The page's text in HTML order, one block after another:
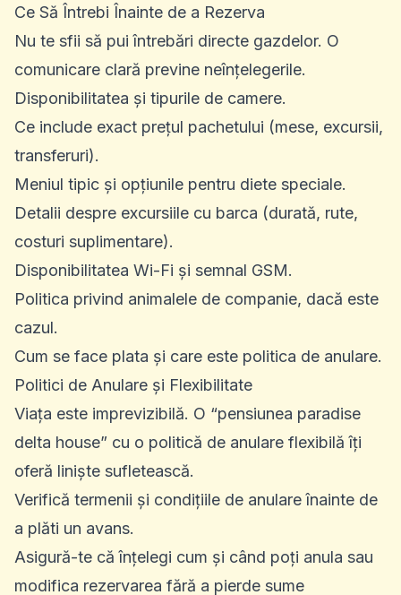
Ce Să Întrebi Înainte de a Rezerva
Nu te sfii să pui întrebări directe gazdelor. O
comunicare clară previne neînțelegerile.
Disponibilitatea și tipurile de camere.
Ce include exact prețul pachetului (mese, excursii,
transferuri).
Meniul tipic și opțiunile pentru diete speciale.
Detalii despre excursiile cu barca (durată, rute,
costuri suplimentare).
Disponibilitatea Wi-Fi și semnal GSM.
Politica privind animalele de companie, dacă este
cazul.
Cum se face plata și care este politica de anulare.
Politici de Anulare și Flexibilitate
Viața este imprevizibilă. O “pensiunea paradise
delta house” cu o politică de anulare flexibilă îți
oferă liniște sufletească.
Verifică termenii și condițiile de anulare înainte de
a plăti un avans.
Asigură-te că înțelegi cum și când poți anula sau
modifica rezervarea fără a pierde sume